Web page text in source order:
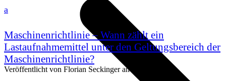
a
Maschinenrichtlinie – Wann zählt ein
Lastaufnahmemittel unter den Geltungsbereich der
Maschinenrichtlinie?
Veröffentlicht von Florian Seckingeran